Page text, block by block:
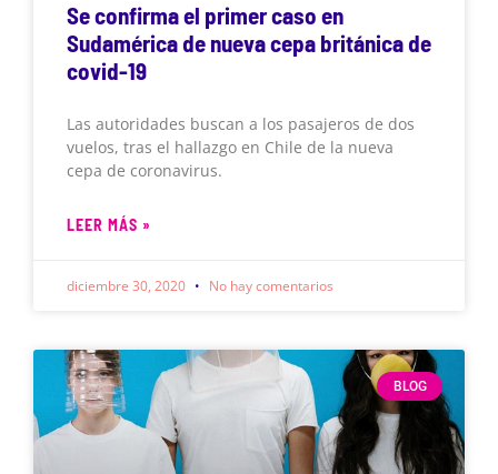
Se confirma el primer caso en
Sudamérica de nueva cepa británica de
covid-19
Las autoridades buscan a los pasajeros de dos
vuelos, tras el hallazgo en Chile de la nueva
cepa de coronavirus.
LEER MÁS »
diciembre 30, 2020 No hay comentarios
BLOG